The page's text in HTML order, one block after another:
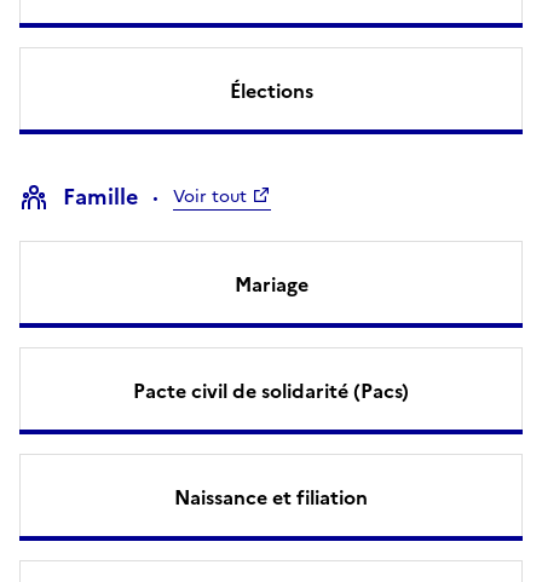
Élections
Famille Voir tout
Mariage
Pacte civil de solidarité (Pacs)
Naissance et filiation